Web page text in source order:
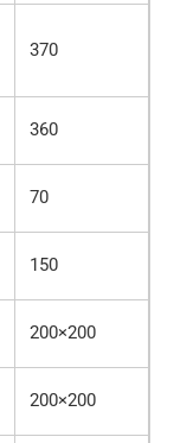
370
360
70
150
200×200
200×200